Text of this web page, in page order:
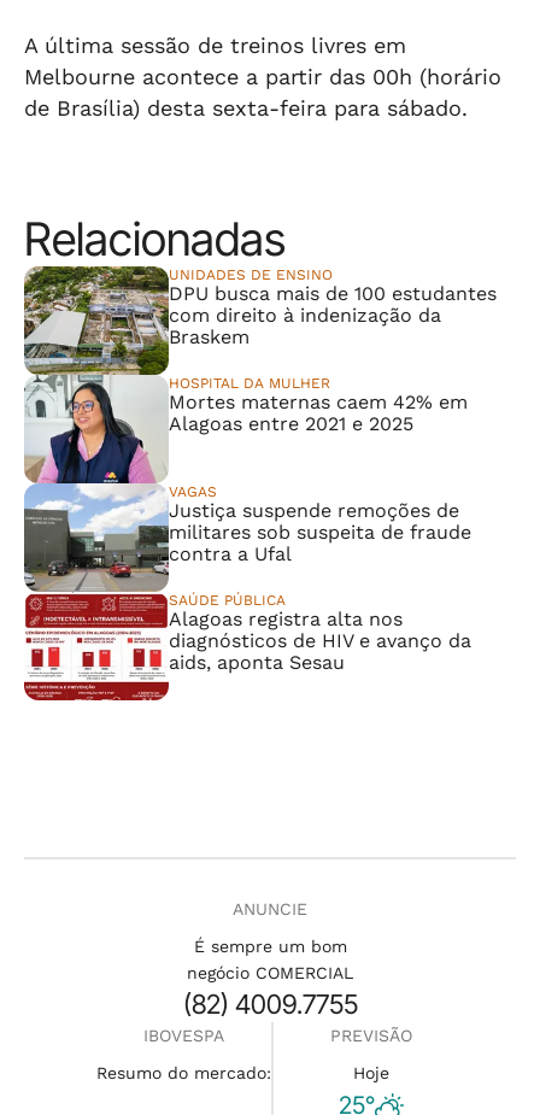
A última sessão de treinos livres em
Melbourne acontece a partir das 00h (horário
de Brasília) desta sexta-feira para sábado.
Relacionadas
UNIDADES DE ENSINO
DPU busca mais de 100 estudantes
com direito à indenização da
Braskem
HOSPITAL DA MULHER
Mortes maternas caem 42% em
Alagoas entre 2021 e 2025
VAGAS
Justiça suspende remoções de
militares sob suspeita de fraude
contra a Ufal
SAÚDE PÚBLICA
Alagoas registra alta nos
diagnósticos de HIV e avanço da
aids, aponta Sesau
ANUNCIE
É sempre um bom
negócio COMERCIAL
(82) 4009.7755
IBOVESPA
Resumo do mercado:
PREVISÃO
Hoje
25°